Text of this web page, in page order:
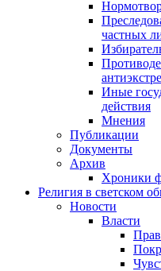
частных
Иные
действия
Мнения
Публикации
Документы
Архив
Хроники
Религия в светском
Новости
Власти